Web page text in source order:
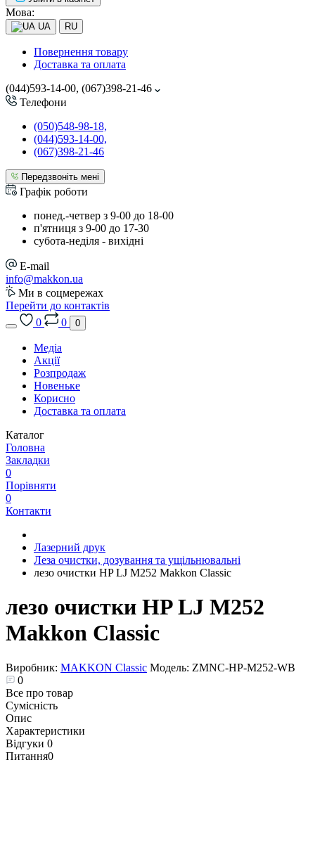
Мова:
UA RU
Повернення товару
Доставка та оплата
(044)593-14-00, (067)398-21-46
Телефони
(050)548-98-18,
(044)593-14-00,
(067)398-21-46
Передзвоніть мені
Графік роботи
понед.-четвер з 9-00 до 18-00
п'ятниця з 9-00 до 17-30
cубота-неділя - вихідні
E-mail
info@makkon.ua
Ми в соцмережах
Перейти до контактів
0
0 0
Медіа
Акції
Розпродаж
Новеньке
Корисно
Доставка та оплата
Каталог
Головна
Закладки
0
Порівняти
0
Контакти
Лазерний друк
Леза очистки, дозування та ущільнювальні
лезо очистки HP LJ M252 Makkon Classic
лезо очистки HP LJ M252
Makkon Classic
Виробник: MAKKON Classic Модель: ZMNC-HP-M252-WB
0
Все про товар
Сумісність
Опис
Характеристики
Відгуки 0
Питання0